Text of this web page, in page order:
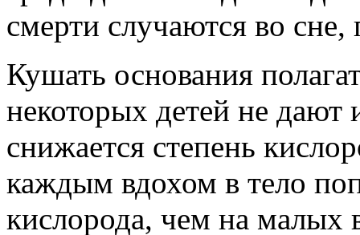
смерти случаются во
Кушать основания
некоторых детей не дают
снижается степень
каждым вдохом в тело
кислорода, чем на малых